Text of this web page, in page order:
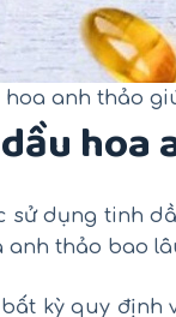
anh thảo
hoa
sử dụng tinh
thảo bao
bất kỳ quy